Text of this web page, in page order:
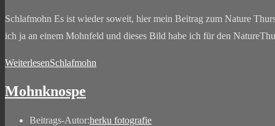
Schlafmohn Es ist wieder soweit, hier mein Beitrag zum Nature
ich ja an einem Mohnfeld und dieses Bild habe ich für den
WeiterlesenSchlafmohn
Mohnknospe
Beitrags-Autor:herku fotografie